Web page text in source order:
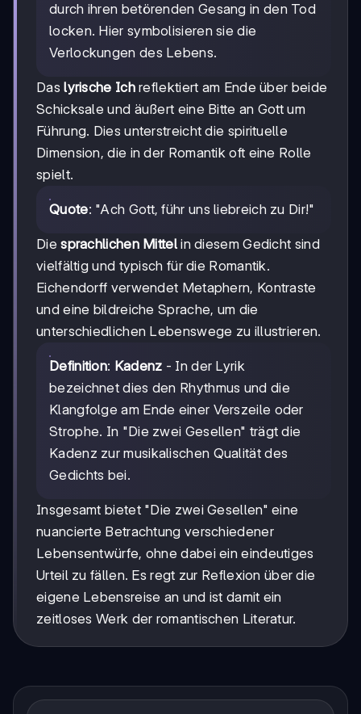
durch ihren betörenden Gesang in den Tod
locken. Hier symbolisieren sie die
Verlockungen des Lebens.
Daslyrische Ichreflektiert am Ende über beide
Schicksale und äußert eine Bitte an Gott um
Führung. Dies unterstreicht die spirituelle
Dimension, die in der Romantik oft eine Rolle
spielt.
Quote: "Ach Gott, führ uns liebreich zu Dir!"
Diesprachlichen Mittelin diesem Gedicht sind
vielfältig und typisch für die Romantik.
Eichendorff verwendet Metaphern, Kontraste
und eine bildreiche Sprache, um die
unterschiedlichen Lebenswege zu illustrieren.
Definition: Kadenz - In der Lyrik
bezeichnet dies den Rhythmus und die
Klangfolge am Ende einer Verszeile oder
Strophe. In "Die zwei Gesellen" trägt die
Kadenz zur musikalischen Qualität des
Gedichts bei.
Insgesamt bietet "Die zwei Gesellen" eine
nuancierte Betrachtung verschiedener
Lebensentwürfe, ohne dabei ein eindeutiges
Urteil zu fällen. Es regt zur Reflexion über die
eigene Lebensreise an und ist damit ein
zeitloses Werk der romantischen Literatur.